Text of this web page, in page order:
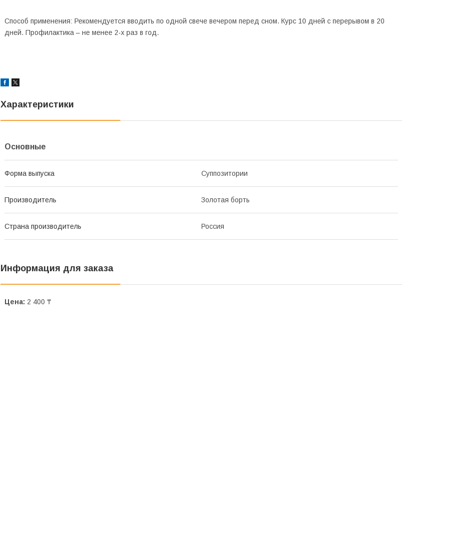
Способ применения: Рекомендуется вводить по одной свече вечером перед сном. Курс 10 дней с перерывом в 20
дней. Профилактика – не менее 2-х раз в год.
Характеристики
Основные
Форма выпуска Суппозитории
Производитель Золотая борть
Страна производитель Россия
Информация для заказа
Цена: 2 400 ₸